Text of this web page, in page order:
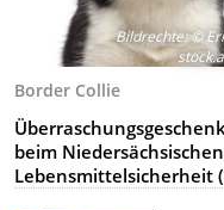
Bildrechte:©
Border Collie
beim
Lebensmittelsicherheit